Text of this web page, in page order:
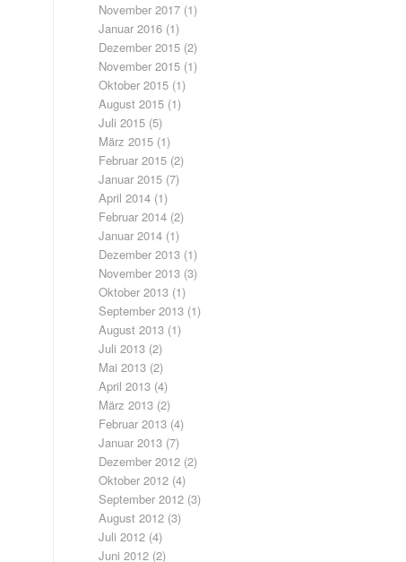
November 2017 (1)
Januar 2016 (1)
Dezember 2015 (2)
November 2015 (1)
Oktober 2015 (1)
August 2015 (1)
Juli 2015 (5)
März 2015 (1)
Februar 2015 (2)
Januar 2015 (7)
April 2014 (1)
Februar 2014 (2)
Januar 2014 (1)
Dezember 2013 (1)
November 2013 (3)
Oktober 2013 (1)
September 2013 (1)
August 2013 (1)
Juli 2013 (2)
Mai 2013 (2)
April 2013 (4)
März 2013 (2)
Februar 2013 (4)
Januar 2013 (7)
Dezember 2012 (2)
Oktober 2012 (4)
September 2012 (3)
August 2012 (3)
Juli 2012 (4)
Juni 2012 (2)